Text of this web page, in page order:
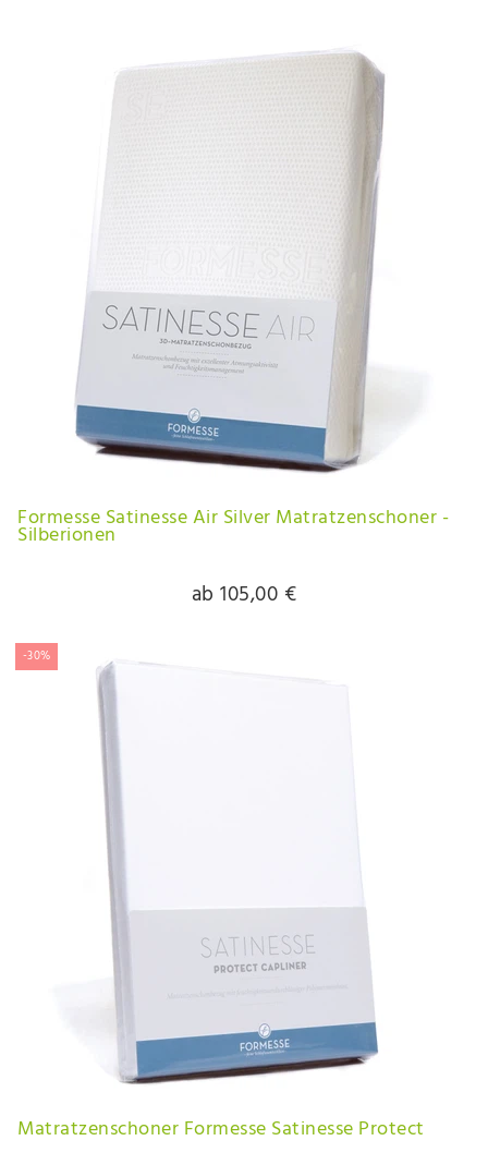
Formesse Satinesse Air Silver Matratzenschoner -
Silberionen
ab 105,00 €
-30%
Matratzenschoner Formesse Satinesse Protect